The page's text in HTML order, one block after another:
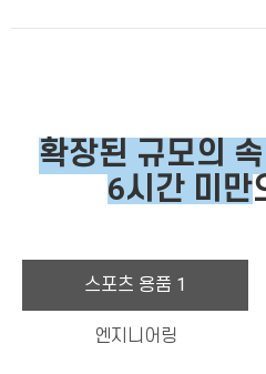
확장된 규모의
6시간 미만
스포츠 용품 1
엔지니어링